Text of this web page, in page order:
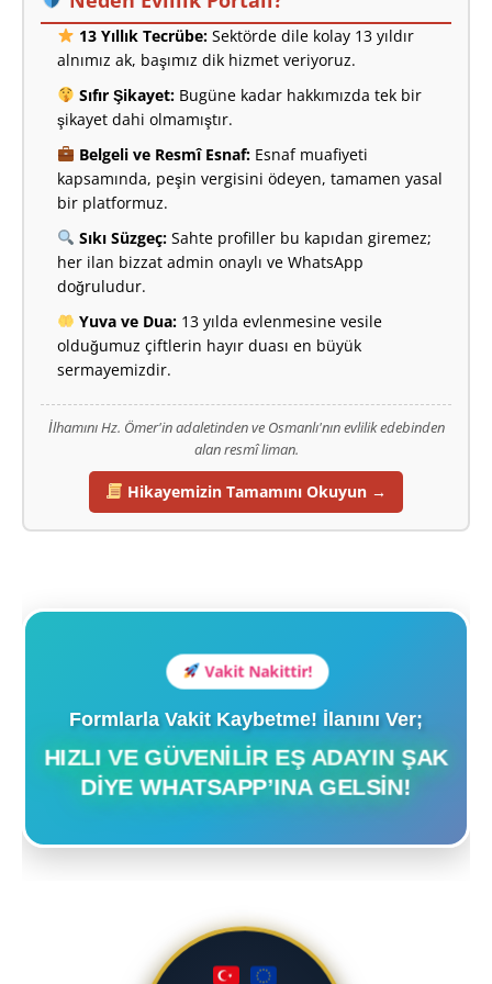
13 Yıllık Tecrübe:Sektörde dile kolay 13 yıldır
alnımız ak, başımız dik hizmet veriyoruz.
Sıfır Şikayet:Bugüne kadar hakkımızda tek bir
şikayet dahi olmamıştır.
Belgeli ve Resmî Esnaf:Esnaf muafiyeti
kapsamında, peşin vergisini ödeyen, tamamen yasal
bir platformuz.
Sıkı Süzgeç:Sahte profiller bu kapıdan giremez;
her ilan bizzat admin onaylı ve WhatsApp
doğruludur.
Yuva ve Dua:13 yılda evlenmesine vesile
olduğumuz çiftlerin hayır duası en büyük
sermayemizdir.
İlhamını Hz. Ömer'in adaletinden ve Osmanlı'nın evlilik edebinden
alan resmî liman.
Hikayemizin Tamamını Okuyun →
Vakit Nakittir!
Formlarla Vakit Kaybetme! İlanını Ver;
HIZLI VE GÜVENILIR EŞ ADAYIN ŞAK
DIYE WHATSAPP’INA GELSIN!